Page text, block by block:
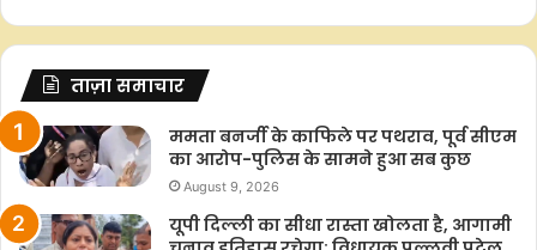
ताज़ा समाचार
ममता बनर्जी के काफिले पर पथराव, पूर्व सीएम
का आरोप-पुलिस के सामने हुआ सब कुछ
August 9, 2026
यूपी दिल्ली का सीधा रास्ता खोलता है, आगामी